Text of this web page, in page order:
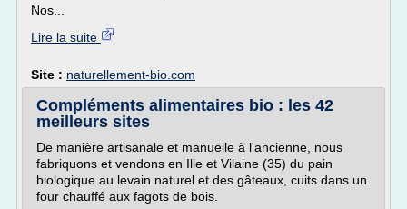
Nos...
Lire la suite
Site : naturellement-bio.com
Compléments alimentaires bio : les 42
meilleurs sites
De manière artisanale et manuelle à l'ancienne, nous
fabriquons et vendons en Ille et Vilaine (35) du pain
biologique au levain naturel et des gâteaux, cuits dans un
four chauffé aux fagots de bois.